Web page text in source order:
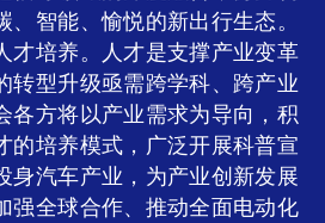
、智能、愉悦的新出行生态。
才培养。人才是支撑产业变革
转型升级亟需跨学科、跨产业
各方将以产业需求为导向，积
的培养模式，广泛开展科普宣
身汽车产业，为产业创新发展
强全球合作、推动全面电动化